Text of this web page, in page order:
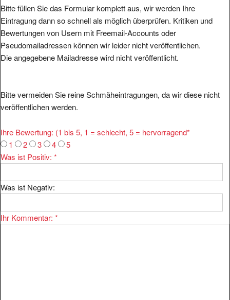
Bitte füllen Sie das Formular komplett aus, wir werden Ihre
Eintragung dann so schnell als möglich überprüfen. Kritiken und
Bewertungen von Usern mit Freemail-Accounts oder
Pseudomailadressen können wir leider nicht veröffentlichen.
Die angegebene Mailadresse wird nicht veröffentlicht.
Bitte vermeiden Sie reine Schmäheintragungen, da wir diese nicht
veröffentlichen werden.
Ihre Bewertung: (1 bis 5, 1 = schlecht, 5 = hervorragend*
1
2 3 4
5
Was ist Positiv: *
Was ist Negativ:
Ihr Kommentar: *